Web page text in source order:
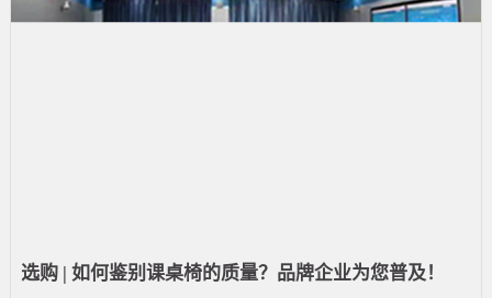
选购 | 如何鉴别课桌椅的质量？品牌企业为您普及！